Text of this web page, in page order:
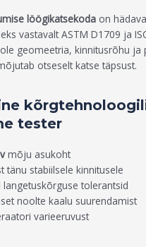
löögikatsekoda on
vastavalt ASTM D1709 ja
geomeetria, kinnitusrõhu ja
otseselt katse täpsust.
tester
mõju asukoht
tänu stabiilsele kinnitusele
langetuskõrguse tolerantsid
noolte kaalu suurendamist
varieeruvust